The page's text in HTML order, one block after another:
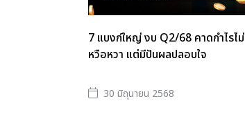
7 แบงก์ใหญ่ งบ Q2/68 คาดกำไรไม่
หวือหวา แต่มีปันผลปลอบใจ
30 มิถุนายน 2568